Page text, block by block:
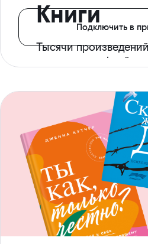
Книги
Тысячи
с доступом офлайн
Подключить в